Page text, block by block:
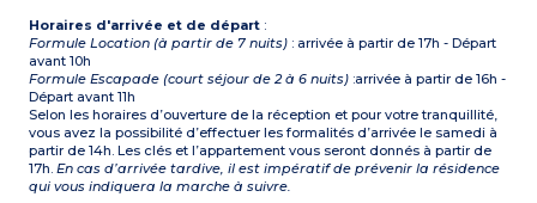
Horaires d'arrivée et de départ :
Formule Location (à partir de 7 nuits) : arrivée à partir de 17h - Départ
avant 10h
Formule Escapade (court séjour de 2 à 6 nuits) :arrivée à partir de 16h -
Départ avant 11h
Selon les horaires d’ouverture de la réception et pour votre tranquillité,
vous avez la possibilité d’effectuer les formalités d’arrivée le samedi à
partir de 14h. Les clés et l’appartement vous seront donnés à partir de
17h.En cas d’arrivée tardive, il est impératif de prévenir la résidence
qui vous indiquera la marche à suivre.